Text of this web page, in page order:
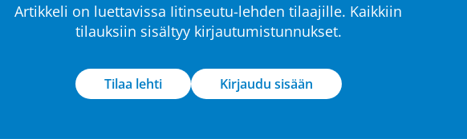
Artikkeli on luettavissa Iitinseutu-lehden tilaajille. Kaikkiin
tilauksiin sisältyy kirjautumistunnukset.
Tilaa lehti Kirjaudu sisään